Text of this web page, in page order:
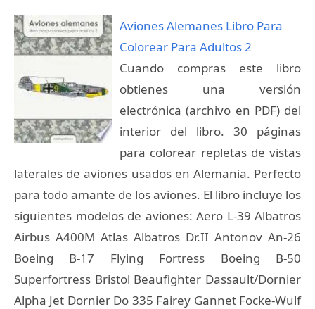
Aviones Alemanes Libro Para
Colorear Para Adultos 2
Cuando compras este libro
obtienes una versión
electrónica (archivo en PDF) del
interior del libro. 30 páginas
para colorear repletas de vistas
laterales de aviones usados en Alemania. Perfecto
para todo amante de los aviones. El libro incluye los
siguientes modelos de aviones: Aero L-39 Albatros
Airbus A400M Atlas Albatros Dr.II Antonov An-26
Boeing B-17 Flying Fortress Boeing B-50
Superfortress Bristol Beaufighter Dassault/Dornier
Alpha Jet Dornier Do 335 Fairey Gannet Focke-Wulf